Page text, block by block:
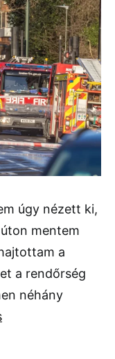
úgy nézett ki,
mentem
a
a rendőrség
néhány